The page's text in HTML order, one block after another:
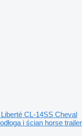
CL-14SS Cheval
i ścian horse trailer